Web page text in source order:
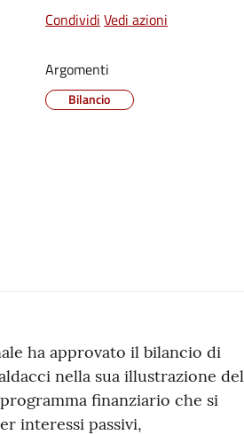
Condividi Vedi azioni
Argomenti
Bilancio
ha approvato il bilancio di
nella sua illustrazione del
finanziario che si
interessi passivi,